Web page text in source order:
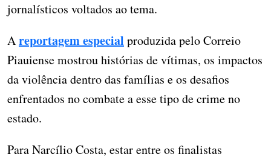
jornalísticos voltados ao tema.
Areportagem especial produzida pelo Correio
Piauiense mostrou histórias de vítimas, os impactos
da violência dentro das famílias e os desafios
enfrentados no combate a esse tipo de crime no
estado.
Para Narcílio Costa, estar entre os finalistas